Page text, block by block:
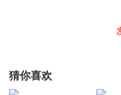
猜你喜欢